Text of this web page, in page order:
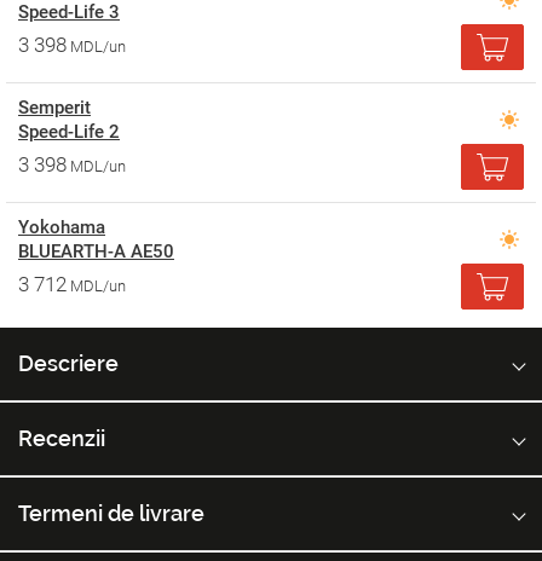
Speed-Life 3
3 398 MDL/un
Semperit
Speed-Life 2
3 398 MDL/un
Yokohama
BLUEARTH-A AE50
3 712 MDL/un
Descriere
Recenzii
Termeni de livrare